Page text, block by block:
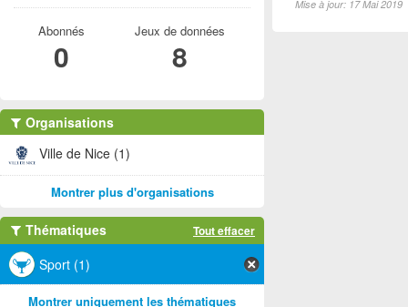
Mise à jour: 17 Mai 2019
Abonnés
0
Jeux de données
8
Organisations
Ville de Nice (1)
Montrer plus d'organisations
Thématiques Tout effacer
Sport (1)
Montrer uniquement les thématiques